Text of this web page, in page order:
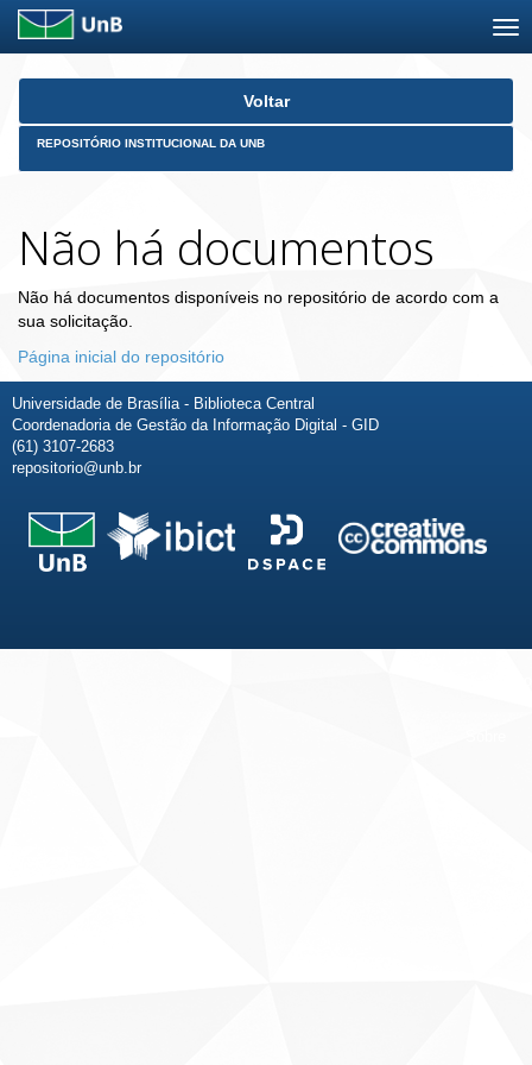
Skip
Voltar
REPOSITÓRIO INSTITUCIONAL DA UNB
Não há documentos
Não há documentos disponíveis no repositório de acordo com a
sua solicitação.
Página inicial do repositório
Universidade de Brasília - Biblioteca Central
Coordenadoria de Gestão da Informação Digital - GID
(61) 3107-2683
repositorio@unb.br